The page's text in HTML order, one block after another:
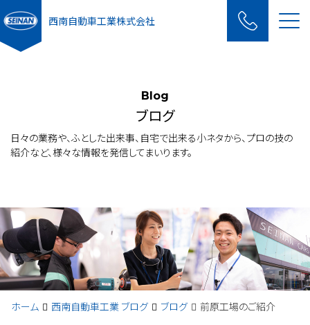
西南自動車工業株式会社
Blog
ブログ
日々の業務や、ふとした出来事、自宅で出来る小ネタから、プロの技の
紹介など、様々な情報を発信してまいります。
ホーム 西南自動車工業 ブログ ブログ 前原工場のご紹介